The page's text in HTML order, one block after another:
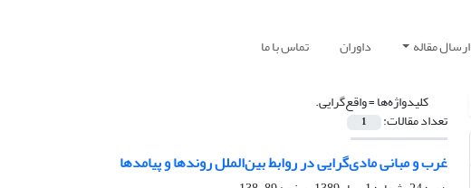
ارسال مقاله داوران تماس با ما
کلیدواژه‌ها =واقع‌گرایی. ‏
تعداد مقالات: 1
غرب و مبانی مادی‌گرایی در روابط بین‌الملل روندها و پیامدها ‏